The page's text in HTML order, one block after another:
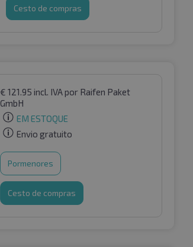
Cesto de compras
€ 121.95 incl. IVApor Raifen Paket
GmbH
EM ESTOQUE
Envio gratuito
Pormenores
Cesto de compras